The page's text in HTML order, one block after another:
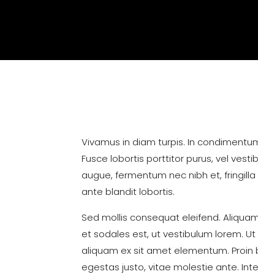
Vivamus in diam turpis. In
Fusce lobortis porttitor purus, vel
augue, fermentum nec nibh et,
ante blandit lobortis.
Sed mollis consequat eleifend.
et sodales est, ut vestibulum lorem.
aliquam ex sit amet elementum.
egestas justo, vitae molestie ante.